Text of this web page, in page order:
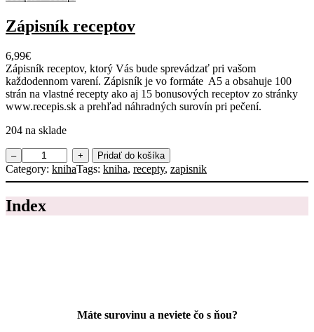
v
o
l
á
n
v
a
e
a
n
a
1
Zápisník receptov
6,99€
Zápisník receptov, ktorý Vás bude sprevádzať pri vašom
každodennom varení. Zápisník je vo formáte A5 a obsahuje 100
strán na vlastné recepty ako aj 15 bonusových receptov zo stránky
www.recepis.sk a prehľad náhradných surovín pri pečení.
204 na sklade
–
m
n
o
s
t
+ Pridať do košíka
Category: knihaTags: kniha, recepty, zapisnik
Index
Máte surovinu a neviete čo s ňou?